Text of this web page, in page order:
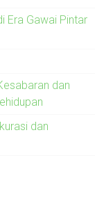
Era Gawai Pintar
dan
dan